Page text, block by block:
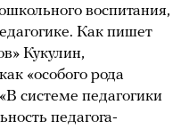
воспитания,
Как пишет
Кукулин,
«особого рода
системе педагогики
педагога-